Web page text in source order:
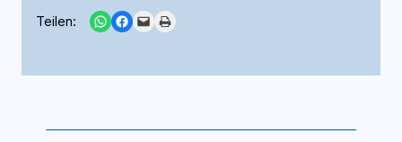
Teilen: Share on WhatsApp
Share on Facebook
Email this PagePrint this Page